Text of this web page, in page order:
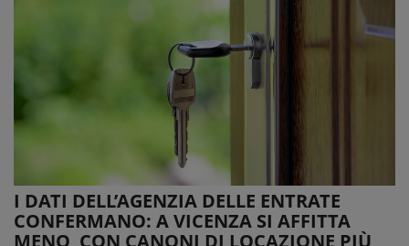
I DATI DELL’AGENZIA DELLE ENTRATE
CONFERMANO: A VICENZA SI AFFITTA
MENO, CON CANONI DI LOCAZIONE PIÙ